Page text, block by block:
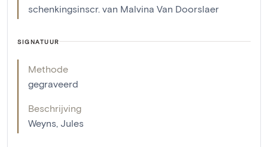
schenkingsinscr. van Malvina Van Doorslaer
SIGNATUUR
Methode
gegraveerd
Beschrijving
Weyns, Jules